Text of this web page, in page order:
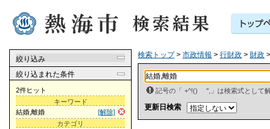
絞り込み
絞り込まれた条件
2件ヒット
キーワード
[解除]
結婚,離婚
カテゴリ
検索トップ> 市政情報 > 行財政 > 財政
記号の「 +^!() ",」は検索式として
更新日検索